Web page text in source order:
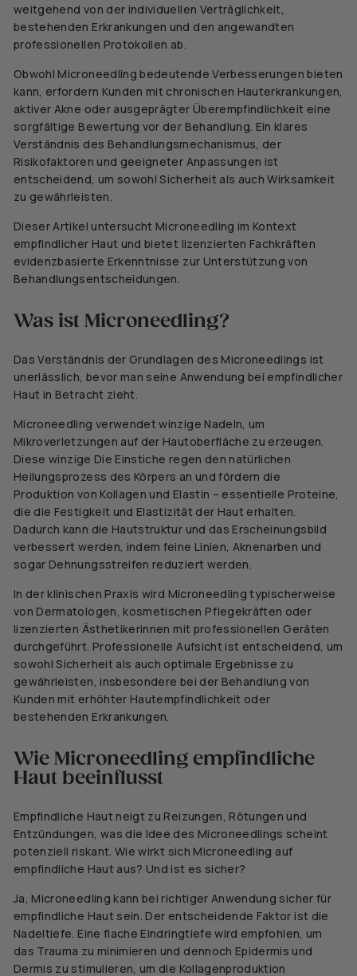
weitgehend von der individuellen Verträglichkeit,
bestehenden Erkrankungen und den angewandten
professionellen Protokollen ab.
Obwohl Microneedling bedeutende Verbesserungen bieten
kann, erfordern Kunden mit chronischen Hauterkrankungen,
aktiver Akne oder ausgeprägter Überempfindlichkeit eine
sorgfältige Bewertung vor der Behandlung. Ein klares
Verständnis des Behandlungsmechanismus, der
Risikofaktoren und geeigneter Anpassungen ist
entscheidend, um sowohl Sicherheit als auch Wirksamkeit
zu gewährleisten.
Dieser Artikel untersucht Microneedling im Kontext
empfindlicher Haut und bietet lizenzierten Fachkräften
evidenzbasierte Erkenntnisse zur Unterstützung von
Behandlungsentscheidungen.
Was ist Microneedling?
Das Verständnis der Grundlagen des Microneedlings ist
unerlässlich, bevor man seine Anwendung bei empfindlicher
Haut in Betracht zieht.
Microneedling verwendet winzige Nadeln, um
Mikroverletzungen auf der Hautoberfläche zu erzeugen.
Diesewinzige Die Einstiche regen den natürlichen
Heilungsprozess des Körpers an und fördern die
Produktion von Kollagen und Elastin – essentielle Proteine,
die die Festigkeit und Elastizität der Haut erhalten.
Dadurch kann die Hautstruktur und das Erscheinungsbild
verbessert werden, indem feine Linien, Aknenarben und
sogar Dehnungsstreifen reduziert werden.
In der klinischen Praxis wird Microneedling typischerweise
von Dermatologen, kosmetischen Pflegekräften oder
lizenzierten Ästhetikerinnen mit professionellen Geräten
durchgeführt. Professionelle Aufsicht ist entscheidend, um
sowohl Sicherheit als auch optimale Ergebnisse zu
gewährleisten, insbesondere bei der Behandlung von
Kunden mit erhöhter Hautempfindlichkeit oder
bestehenden Erkrankungen.
Wie Microneedling empfindliche
Haut beeinflusst
Empfindliche Haut neigt zu Reizungen, Rötungen und
Entzündungen, was die Idee des Microneedlings scheint
potenziell riskant. Wie wirkt sich Microneedling auf
empfindliche Haut aus? Und ist es sicher?
Ja, Microneedling kann bei richtiger Anwendung sicher für
empfindliche Haut sein. Der entscheidende Faktor ist die
Nadeltiefe. Eine flache Eindringtiefe wird empfohlen, um
das Trauma zu minimieren und dennoch Epidermis und
Dermis zu stimulieren, um die Kollagenproduktion